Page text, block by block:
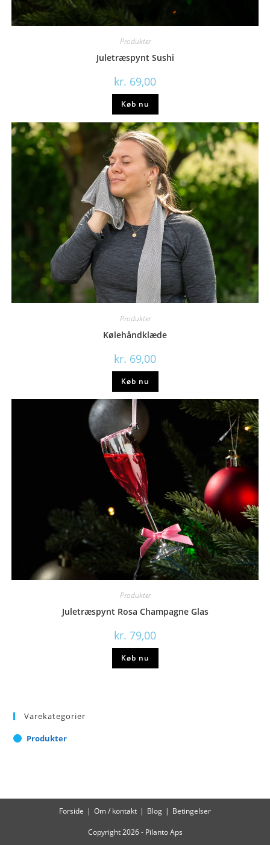
Produkter
Juletræspynt Sushi
kr. 69,00
Køb nu
Produkter
Kølehåndklæde
kr. 69,00
Køb nu
Produkter
Juletræspynt Rosa Champagne Glas
kr. 79,00
Køb nu
Varekategorier
Produkter
Forside Om / kontakt Blog Betingelser
Copyright 2026 - Pilanto Aps